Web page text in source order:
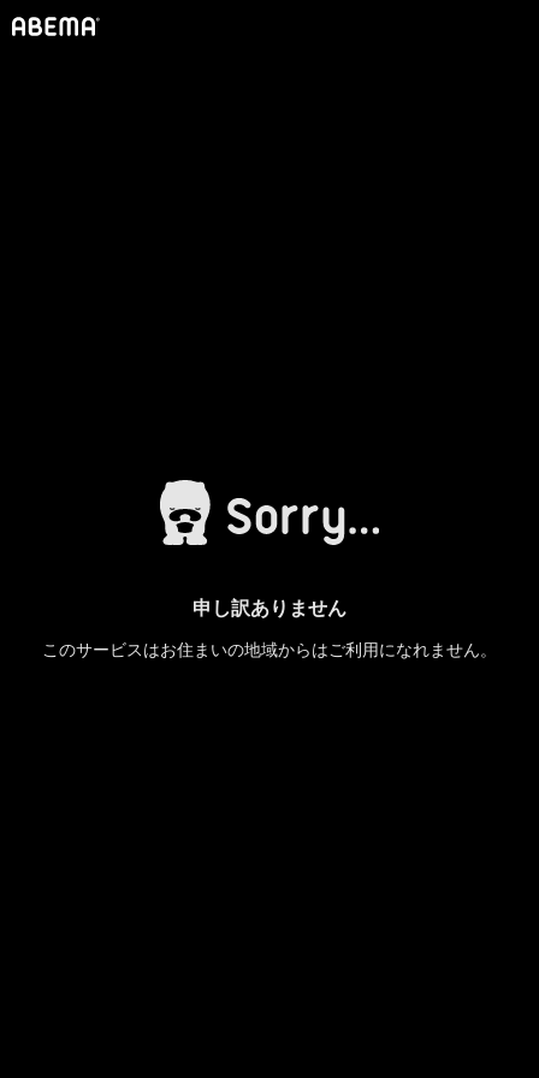
申し訳ありません
このサービスはお住まいの地域からはご利用になれません。